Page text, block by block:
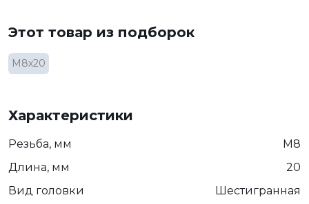
Этот товар из подборок
М8х20
Характеристики
Резьба, мм
М8
Длина, мм
20
Вид головки
Шестигранная